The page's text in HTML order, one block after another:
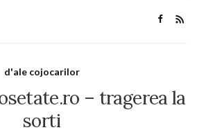
d'ale cojocarilor
– tragerea la
sorti